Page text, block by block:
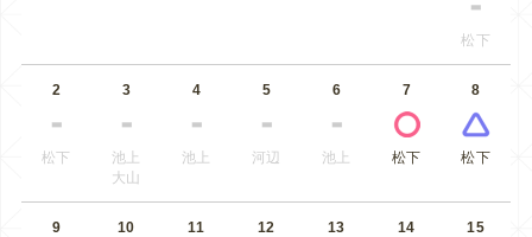
松下
2
松下
3
池上
大山
4
池上
5
河辺
6
池上
7
松下
8
松下
9 10 11 12 13 14 15